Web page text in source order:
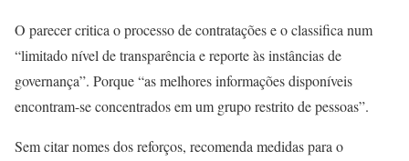
O parecer critica o processo de contratações e o classifica num
“limitado nível de transparência e reporte às instâncias de
governança”. Porque “as melhores informações disponíveis
encontram-se concentrados em um grupo restrito de pessoas”.
Sem citar nomes dos reforços, recomenda medidas para o